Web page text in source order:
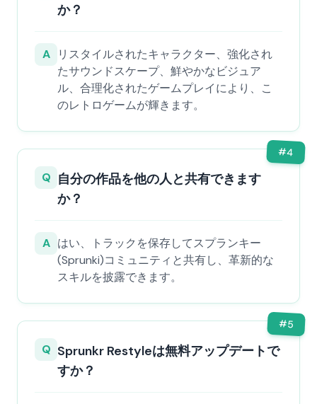
か？
A
リスタイルされたキャラクター、強化され
たサウンドスケープ、鮮やかなビジュア
ル、合理化されたゲームプレイにより、こ
のレトロゲームが輝きます。
#4
Q 自分の作品を他の人と共有できます
か？
A はい、トラックを保存してスプランキー
(Sprunki)コミュニティと共有し、革新的な
スキルを披露できます。
#5
Q Sprunkr Restyleは無料アップデートで
すか？